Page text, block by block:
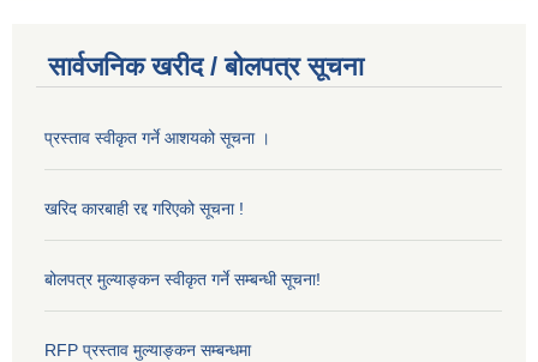
सार्वजनिक खरीद / बोलपत्र सूचना
प्रस्ताव स्वीकृत गर्ने आशयको सूचना ।
खरिद कारबाही रद्द गरिएको सूचना !
बोलपत्र मुल्याङ्कन स्वीकृत गर्ने सम्बन्धी सूचना!
RFP प्रस्ताव मुल्याङ्कन सम्बन्धमा